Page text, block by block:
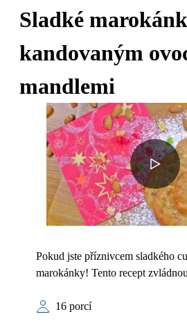
Sladké
kandovaným
mandlemi
Pokud jste příznivcem sladkého
marokánky! Tento recept
16 porcí